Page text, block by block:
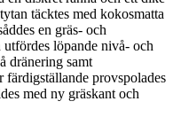
täcktes med kokosmatta
en gräs- och
löpande nivå- och
dränering samt
provspolades
med ny gräskant och